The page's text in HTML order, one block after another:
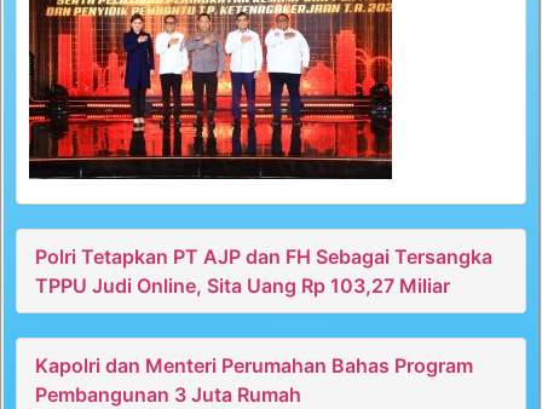
Polri Tetapkan PT AJP dan FH Sebagai Tersangka
TPPU Judi Online, Sita Uang Rp 103,27 Miliar
Kapolri dan Menteri Perumahan Bahas Program
Pembangunan 3 Juta Rumah